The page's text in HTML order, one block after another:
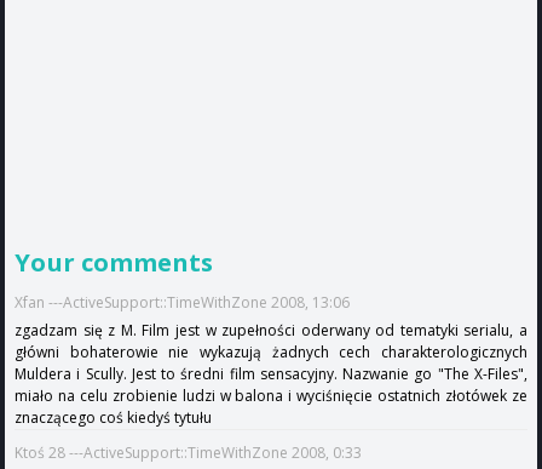
Your comments
Xfan ---ActiveSupport::TimeWithZone 2008, 13:06
zgadzam się z M. Film jest w zupełności oderwany od tematyki serialu, a
główni bohaterowie nie wykazują żadnych cech charakterologicznych
Muldera i Scully. Jest to średni film sensacyjny. Nazwanie go "The X-Files",
miało na celu zrobienie ludzi w balona i wyciśnięcie ostatnich złotówek ze
znaczącego coś kiedyś tytułu
Ktoś 28 ---ActiveSupport::TimeWithZone 2008, 0:33